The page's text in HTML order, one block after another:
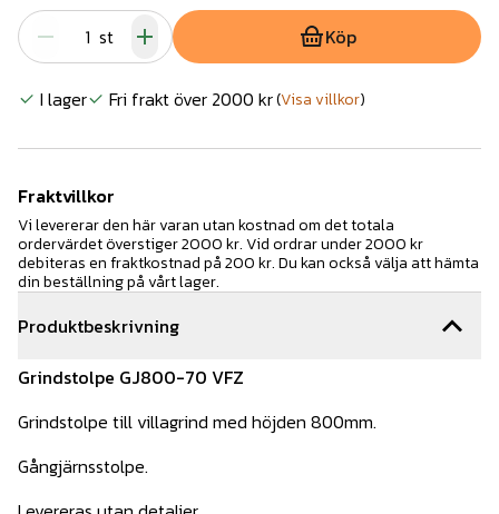
Produktbeskrivning
Grindstolpe GJ800-70 VFZ
Grindstolpe till villagrind med höjden 800mm.
Gångjärnsstolpe.
st Köp
I lager Fri frakt över 2000 kr(Visa villkor)
Fraktvillkor
Vi levererar den här varan utan kostnad om det totala
ordervärdet överstiger 2000 kr. Vid ordrar under 2000 kr
debiteras en fraktkostnad på 200 kr. Du kan också välja att hämta
din beställning på vårt lager.